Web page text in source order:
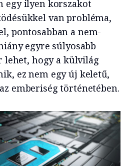
egy ilyen korszakot
van probléma,
pontosabban a nem-
egyre súlyosabb
lehet, hogy a külvilág
ez nem egy új keletű,
emberiség történetében.